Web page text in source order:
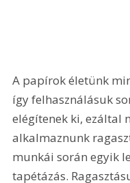
A papírok életünk
így felhasználásuk
elégítenek ki, ezáltal
alkalmaznunk
munkái során egyik
tapétázás.